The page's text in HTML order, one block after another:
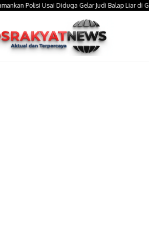
Polisi Usai Diduga Gelar Judi Balap Liar di Gowa,